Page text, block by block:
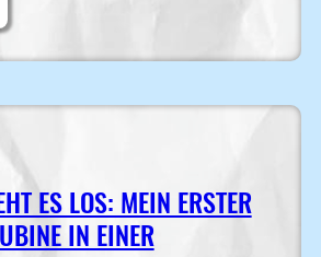
ES LOS: MEIN ERSTER
IN EINER